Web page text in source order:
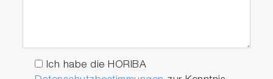
Ich habe die HORIBA